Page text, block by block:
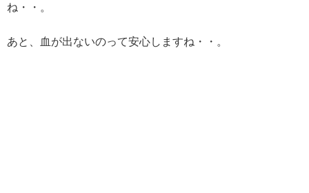
ね・・。
あと、血が出ないのって安心しますね・・。